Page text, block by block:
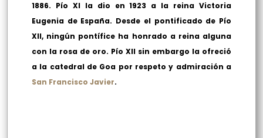
1886. Pío XI la dio en 1923 a la reina Victoria
Eugenia de España. Desde el pontificado de Pío
XII, ningún pontífice ha honrado a reina alguna
con la rosa de oro. Pío XII sin embargo la ofreció
a la catedral de Goa por respeto y admiración a
San Francisco Javier.